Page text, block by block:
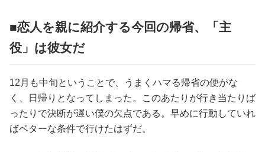
■恋人を親に紹介する今回の帰省、「主
役」は彼女だ
12月も中旬ということで、うまくハマる帰省の便がな
く、日帰りとなってしまった。このあたりが行き当たりば
ったりで決断が遅い僕の欠点である。早めに行動していれ
ばベターな条件で行けたはずだ。